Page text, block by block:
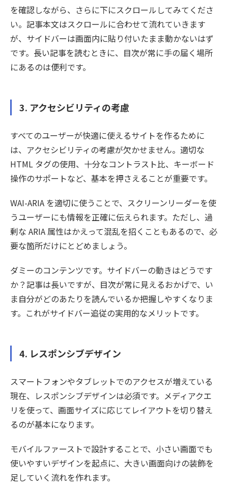
を確認しながら、さらに下にスクロールしてみてくださ
い。記事本文はスクロールに合わせて流れていきます
が、サイドバーは画面内に貼り付いたまま動かないはず
です。長い記事を読むときに、目次が常に手の届く場所
にあるのは便利です。
3. アクセシビリティの考慮
すべてのユーザーが快適に使えるサイトを作るために
は、アクセシビリティの考慮が欠かせません。適切な
HTML タグの使用、十分なコントラスト比、キーボード
操作のサポートなど、基本を押さえることが重要です。
WAI-ARIA を適切に使うことで、スクリーンリーダーを使
うユーザーにも情報を正確に伝えられます。ただし、過
剰な ARIA 属性はかえって混乱を招くこともあるので、必
要な箇所だけにとどめましょう。
ダミーのコンテンツです。サイドバーの動きはどうです
か？記事は長いですが、目次が常に見えるおかげで、い
ま自分がどのあたりを読んでいるか把握しやすくなりま
す。これがサイドバー追従の実用的なメリットです。
4. レスポンシブデザイン
スマートフォンやタブレットでのアクセスが増えている
現在、レスポンシブデザインは必須です。メディアクエ
リを使って、画面サイズに応じてレイアウトを切り替え
るのが基本になります。
モバイルファーストで設計することで、小さい画面でも
使いやすいデザインを起点に、大きい画面向けの装飾を
足していく流れを作れます。